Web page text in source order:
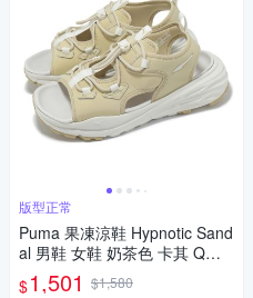
版型正常
Puma 果凍涼鞋 Hypnotic Sand
al 男鞋 女鞋 奶茶色 卡其 Q彈
抽繩 40165303
$1,501 $1,580